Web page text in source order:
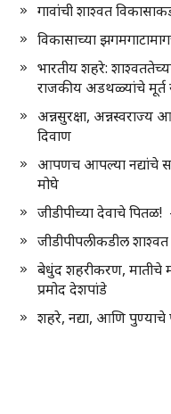
गावांची शाश्वत
विकासाच्या
भारतीय शहरे:
राजकीय अडथळ्यांचे मूर्त
अन्नसुरक्षा, अन्नस्वराज्य
दिवाण
आपणच आपल्या नद्यांचे
मोघे
जीडीपीच्या देवाचे
जीडीपीपलीकडील
बेधुंद शहरीकरण,
प्रमोद देशपांडे
शहरे, नद्या, आणि